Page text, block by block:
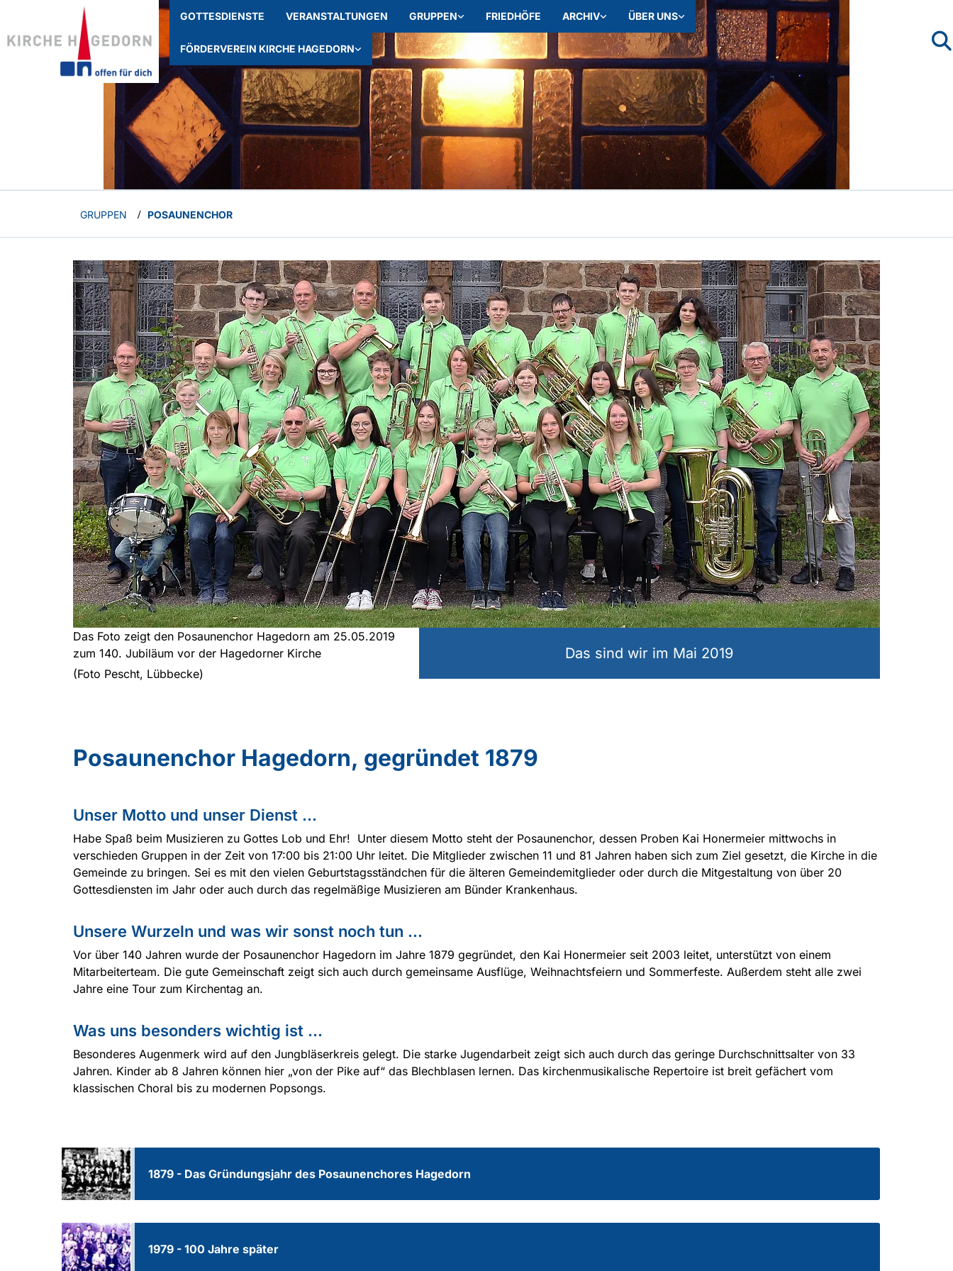
GOTTESDIENSTE VERANSTALTUNGEN GRUPPEN FRIEDHÖFE ARCHIV ÜBER UNS
FÖRDERVEREIN KIRCHE HAGEDORN
GRUPPEN / POSAUNENCHOR
Das Foto zeigt den Posaunenchor Hagedorn am 25.05.2019
zum 140. Jubiläum vor der Hagedorner Kirche
(Foto Pescht, Lübbecke)
Das sind wir im Mai 2019
Posaunenchor Hagedorn, gegründet 1879
Unser Motto und unser Dienst ...
Habe Spaß beim Musizieren zu Gottes Lob und Ehr! Unter diesem Motto steht der Posaunenchor, dessen Proben Kai Honermeier mittwochs in
verschieden Gruppen in der Zeit von 17:00 bis 21:00 Uhr leitet. Die Mitglieder zwischen 11 und 81 Jahren haben sich zum Ziel gesetzt, die Kirche in die
Gemeinde zu bringen. Sei es mit den vielen Geburtstagsständchen für die älteren Gemeindemitglieder oder durch die Mitgestaltung von über 20
Gottesdiensten im Jahr oder auch durch das regelmäßige Musizieren am Bünder Krankenhaus.
Unsere Wurzeln und was wir sonst noch tun ...
Vor über 140 Jahren wurde der Posaunenchor Hagedorn im Jahre 1879 gegründet, den Kai Honermeier seit 2003 leitet, unterstützt von einem
Mitarbeiterteam. Die gute Gemeinschaft zeigt sich auch durch gemeinsame Ausflüge, Weihnachtsfeiern und Sommerfeste. Außerdem steht alle zwei
Jahre eine Tour zum Kirchentag an.
Was uns besonders wichtig ist ...
Besonderes Augenmerk wird auf den Jungbläserkreis gelegt. Die starke Jugendarbeit zeigt sich auch durch das geringe Durchschnittsalter von 33
Jahren. Kinder ab 8 Jahren können hier „von der Pike auf“ das Blechblasen lernen. Das kirchenmusikalische Repertoire ist breit gefächert vom
klassischen Choral bis zu modernen Popsongs.
1879 - Das Gründungsjahr des Posaunenchores Hagedorn
1979 - 100 Jahre später